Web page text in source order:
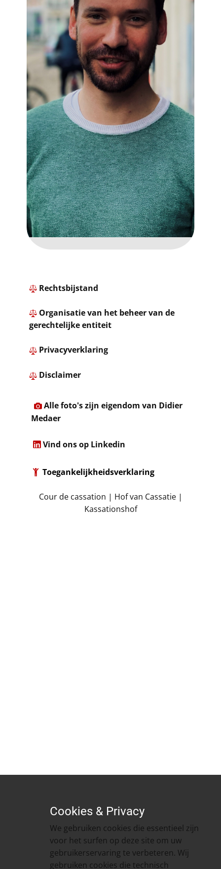
Rechtsbijstand
Organisatie van het beheer van de
gerechtelijke entiteit
Privacyverklaring
Disclaimer
​Alle foto's zijn eigendom van Didier
Medaer​
Vind ons op Linkedin
Toegankelijkheidsverklaring
​Cour de cassation | Hof van Cassatie |
Kassationshof
Cookies & Privacy
​We gebruiken cookies die essentieel zijn
voor het surfen op deze site om uw
gebruikerservaring te verbeteren. Wij
gebruiken cookies die technisch